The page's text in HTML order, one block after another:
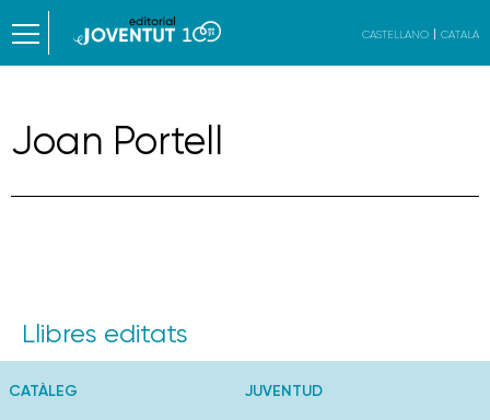
CASTELLANO CATALÀ
Joan Portell
Llibres editats
CATÀLEG JUVENTUD